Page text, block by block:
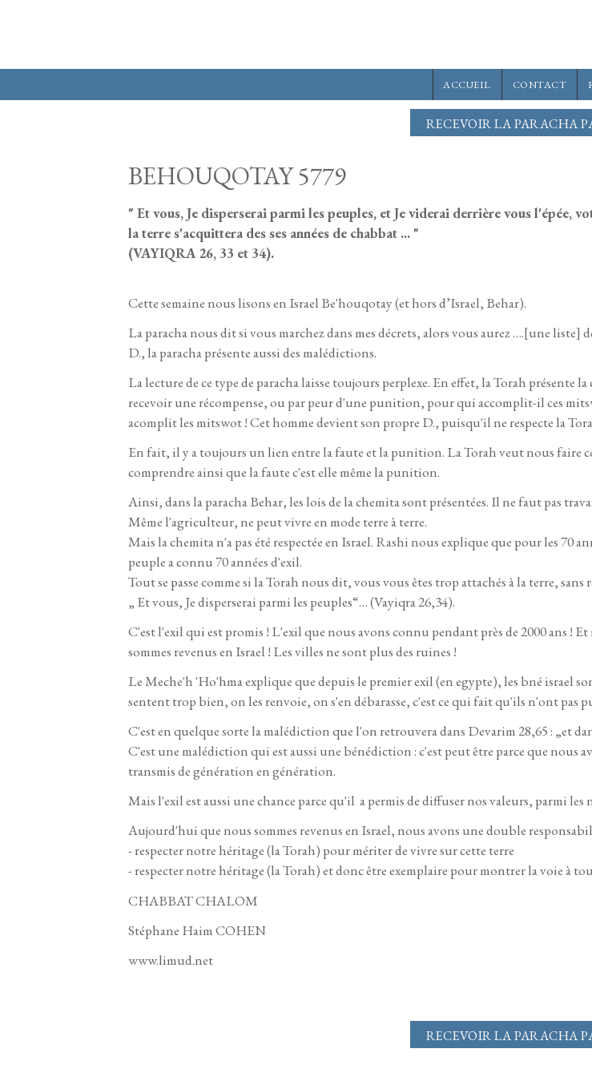
ACCUEIL CONTACT
RECEVOIR LA PARACHA
BEHOUQOTAY 5779
" Et vous, Je disperserai parmi les peuples, et Je viderai derrière vous l'épée,
la terre s'acquittera des ses années de chabbat ... "
(VAYIQRA 26, 33 et 34).
Cette semaine nous lisons en Israel Be'houqotay (et hors d’Israel, Behar).
La paracha nous dit si vous marchez dans mes décrets, alors vous aurez ….[une liste]
D., la paracha présente aussi des malédictions.
La lecture de ce type de paracha laisse toujours perplexe. En effet, la Torah
recevoir une récompense, ou par peur d'une punition, pour qui accomplit-il ces
acomplit les mitswot ! Cet homme devient son propre D., puisqu'il ne respecte la
En fait, il y a toujours un lien entre la faute et la punition. La Torah veut nous faire
comprendre ainsi que la faute c'est elle même la punition.
Ainsi, dans la paracha Behar, les lois de la chemita sont présentées. Il ne faut pas
Même l'agriculteur, ne peut vivre en mode terre à terre.
Mais la chemita n'a pas été respectée en Israel. Rashi nous explique que pour les 70
peuple a connu 70 années d'exil.
Tout se passe comme si la Torah nous dit, vous vous êtes trop attachés à la terre,
„ Et vous, Je disperserai parmi les peuples“… (Vayiqra 26,34).
C'est l'exil qui est promis ! L'exil que nous avons connu pendant près de 2000 ans !
sommes revenus en Israel ! Les villes ne sont plus des ruines !
Le Meche'h 'Ho'hma explique que depuis le premier exil (en egypte), les bné israel
sentent trop bien, on les renvoie, on s'en débarasse, c'est ce qui fait qu'ils n'ont pas
C'est en quelque sorte la malédiction que l'on retrouvera dans Devarim 28,65 : „et
C'est une malédiction qui est aussi une bénédiction : c'est peut être parce que nous
transmis de génération en génération.
Mais l'exil est aussi une chance parce qu'il a permis de diffuser nos valeurs, parmi les
Aujourd'hui que nous sommes revenus en Israel, nous avons une double
- respecter notre héritage (la Torah) pour mériter de vivre sur cette terre
- respecter notre héritage (la Torah) et donc être exemplaire pour montrer la voie à
CHABBAT CHALOM
Stéphane Haim COHEN
www.limud.net
RECEVOIR LA PARACHA